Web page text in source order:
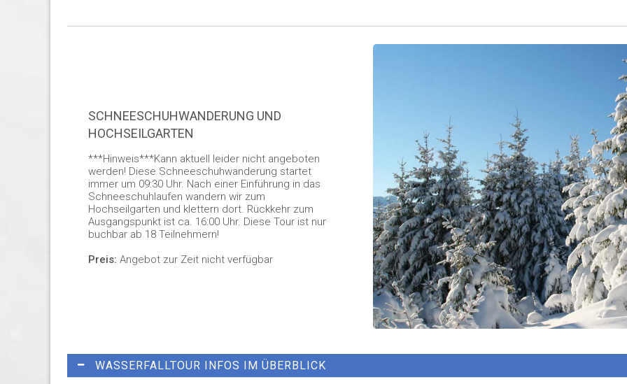
SCHNEESCHUHWANDERUNG UND
HOCHSEILGARTEN
***Hinweis***Kann aktuell leider nicht angeboten
werden! Diese Schneeschuhwanderung startet
immer um 09:30 Uhr. Nach einer Einführung in das
Schneeschuhlaufen wandern wir zum
Hochseilgarten und klettern dort. Rückkehr zum
Ausgangspunkt ist ca. 16:00 Uhr. Diese Tour ist nur
buchbar ab 18 Teilnehmern!
Preis: Angebot zur Zeit nicht verfügbar
WASSERFALLTOUR INFOS IM ÜBERBLICK